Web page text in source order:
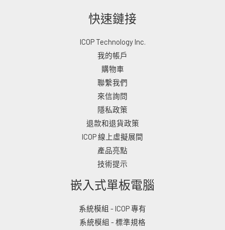
快速鏈接
ICOP Technology Inc.
我的帳戶
購物車
聯繫我們
來信詢問
隱私政策
退款和退貨政策
ICOP 線上虛擬展間
產品亮點
技術提示
嵌入式單板電腦
系統模組 - ICOP 專有
系統模組 - 標準規格